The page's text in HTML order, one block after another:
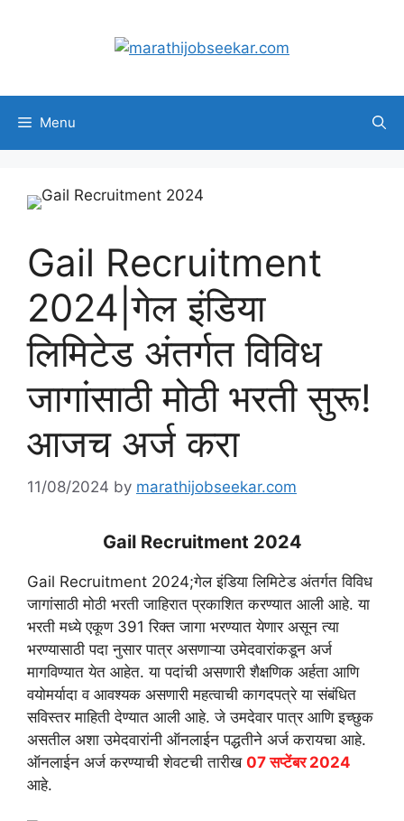
Menu
Gail Recruitment
2024|गेल इंडिया
लिमिटेड अंतर्गत विविध
जागांसाठी मोठी भरती सुरू!
आजच अर्ज करा
11/08/2024 by marathijobseekar.com
Gail Recruitment 2024
Gail Recruitment 2024;गेल इंडिया लिमिटेड अंतर्गत विविध
जागांसाठी मोठी भरती जाहिरात प्रकाशित करण्यात आली आहे. या
भरती मध्ये एकूण 391 रिक्त जागा भरण्यात येणार असून त्या
भरण्यासाठी पदा नुसार पात्र असणाऱ्या उमेदवारांकडून अर्ज
मागविण्यात येत आहेत. या पदांची असणारी शैक्षणिक अर्हता आणि
वयोमर्यादा व आवश्यक असणारी महत्वाची कागदपत्रे या संबंधित
सविस्तर माहिती देण्यात आली आहे. जे उमदेवार पात्र आणि इच्छुक
असतील अशा उमेदवारांनी ऑनलाईन पद्धतीने अर्ज करायचा आहे.
ऑनलाईन अर्ज करण्याची शेवटची तारीख 07 सप्टेंबर 2024
आहे.